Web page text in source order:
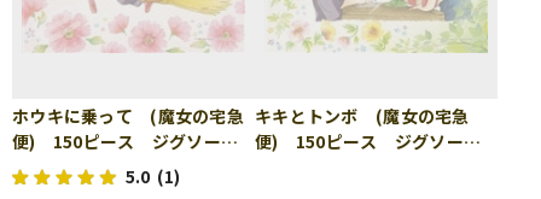
ホウキに乗って (魔女の宅急
便) 150ピース ジグソーパ
ズル ENS-150-G51
5.0 (1)
キキとトンボ (魔女の宅急
便) 150ピース ジグソーパ